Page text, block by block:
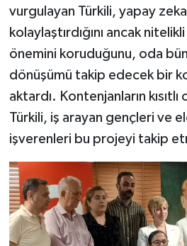
vurgulayan Türkili, yapay
kolaylaştırdığını ancak
önemini koruduğunu, oda
dönüşümü takip edecek bir
aktardı. Kontenjanların
Türkili, iş arayan gençleri ve
işverenleri bu projeyi takip